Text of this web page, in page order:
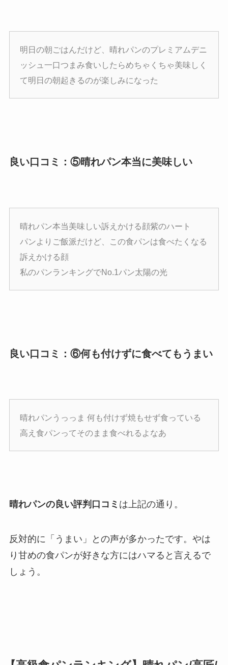
明日の朝ごはんだけど、晴れパンのプレミアムデニ
ッシュ一口つまみ食いしたらめちゃくちゃ美味しく
て明日の朝起きるのが楽しみになった
良い口コミ：⑤晴れパン本当に美味しい
晴れパン本当美味しい訴えかける顔紫のハート
パンよりご飯派だけど、この食パンは食べたくなる
訴えかける顔
私のパンランキングでNo.1パン太陽の光
良い口コミ：⑥何も付けずに食べてもうまい
晴れパンうっっま 何も付けず焼もせず食っている
高え食パンってそのまま食べれるよなあ
晴れパンの良い評判口コミ は上記の通り。
反対的に「うまい」との声が多かったです。やは
り甘めの食パンが好きな方にはハマると言えるで
しょう。